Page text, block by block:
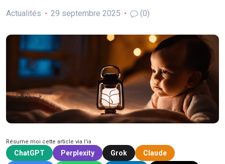
Actualités 29 septembre 2025 (0)
Résume moi cette article via l'ia
ChatGPT Perplexity Grok
Claude